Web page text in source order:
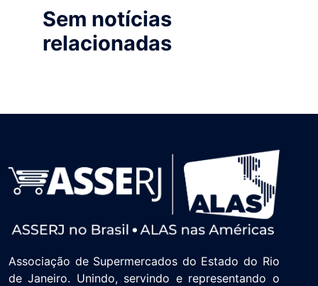
Sem notícias
relacionadas
Associação de Supermercados do Estado do Rio
de Janeiro. Unindo, servindo e representando o